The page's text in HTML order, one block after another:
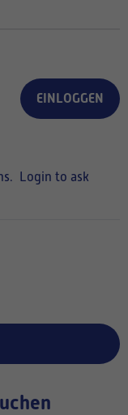
EINLOGGEN
Login to ask